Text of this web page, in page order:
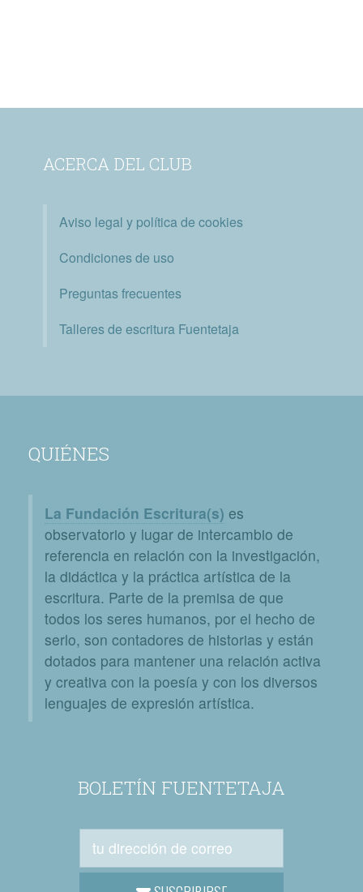
ACERCA DEL CLUB
Aviso legal y política de cookies
Condiciones de uso
Preguntas frecuentes
Talleres de escritura Fuentetaja
QUIÉNES
La Fundación Escritura(s) es
observatorio y lugar de intercambio de
referencia en relación con la investigación,
la didáctica y la práctica artística de la
escritura. Parte de la premisa de que
todos los seres humanos, por el hecho de
serlo, son contadores de historias y están
dotados para mantener una relación activa
y creativa con la poesía y con los diversos
lenguajes de expresión artística.
BOLETÍN FUENTETAJA